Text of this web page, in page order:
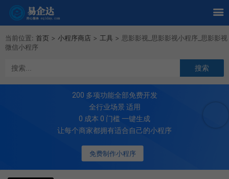
当前位置: 首页 > 小程序商店 > 工具 > 思影影视_思影影视小程序_思影影视
微信小程序
免费制作小程序
200 多项功能全部免费开发
全行业场景 适用
0 成本 0 门槛 一键生成
让每个商家都拥有适合自己的小程序